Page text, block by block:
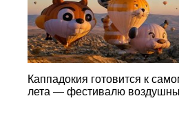
Каппадокия готовится к
лета — фестивалю